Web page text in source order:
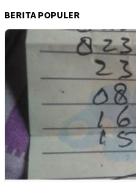
BERITA POPULER